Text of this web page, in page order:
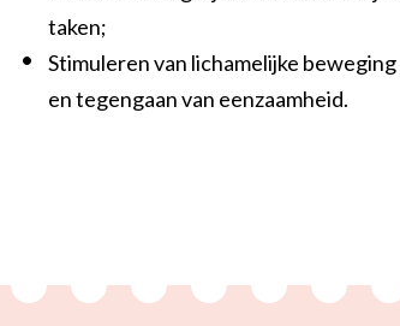
taken;
Stimuleren van lichamelijke beweging
en tegengaan van eenzaamheid.